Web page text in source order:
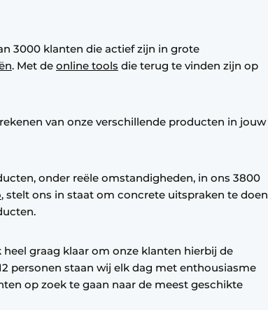
3000 klanten die actief zijn in grote
. Met de online tools die terug te vinden zijn op
van onze verschillende producten in jouw
onder reële omstandigheden, in ons 3800
, stelt ons in staat om concrete uitspraken te doen
graag klaar om onze klanten hierbij de
personen staan wij elk dag met enthousiasme
op zoek te gaan naar de meest geschikte